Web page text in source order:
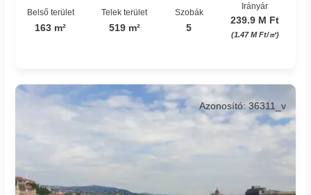
Belső terület
163 m²
Telek terület
519 m²
Szobák
5
Irányár
239.9 M Ft
(1.47 M Ft/㎡)
Azonosító: 36311_v